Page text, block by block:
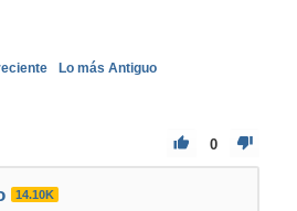
Lo más Antiguo
0
14.10K